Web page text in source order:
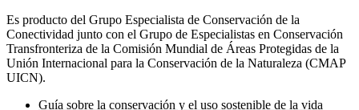
Es producto del Grupo Especialista de Conservación de la
Conectividad junto con el Grupo de Especialistas en Conservación
Transfronteriza de la Comisión Mundial de Áreas Protegidas de la
Unión Internacional para la Conservación de la Naturaleza (CMAP
UICN).
Guía sobre la conservación y el uso sostenible de la vida